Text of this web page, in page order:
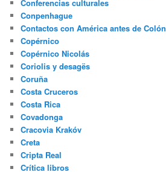
Conferencias culturales
Conpenhague
Contactos con América antes de Colón
Copérnico
Copérnico Nicolás
Coriolis y desagës
Coruña
Costa Cruceros
Costa Rica
Covadonga
Cracovia Krakóv
Creta
Cripta Real
Crítica libros